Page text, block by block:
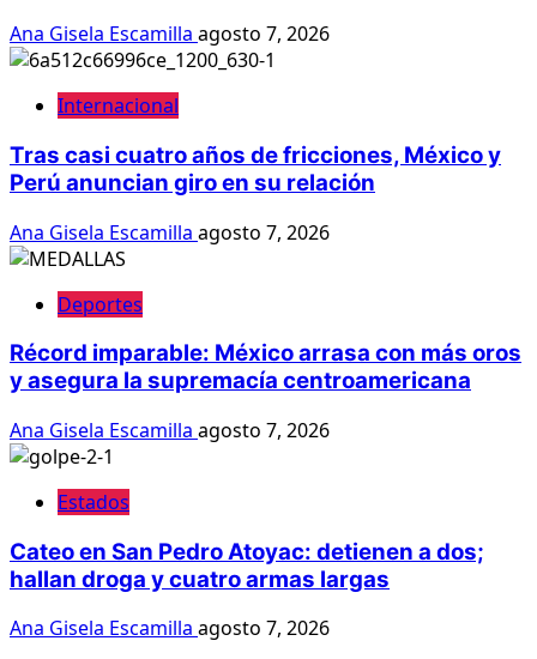
Ana Gisela Escamilla agosto 7, 2026
Internacional
Tras casi cuatro años de fricciones, México y
Perú anuncian giro en su relación
Ana Gisela Escamilla agosto 7, 2026
Deportes
Récord imparable: México arrasa con más oros
y asegura la supremacía centroamericana
Ana Gisela Escamilla agosto 7, 2026
Estados
Cateo en San Pedro Atoyac: detienen a dos;
hallan droga y cuatro armas largas
Ana Gisela Escamilla agosto 7, 2026